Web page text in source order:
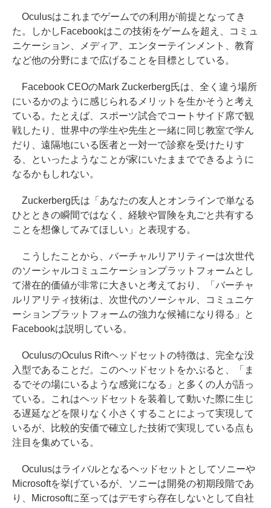
Oculusはこれまでゲームでの利用が前提となってき
た。しかしFacebookはこの技術をゲームを超え、コミュ
ニケーション、メディア、エンターテインメント、教育
など他の分野にまで広げることを目標としている。
Facebook CEOのMark Zuckerberg氏は、全く違う場所
にいるかのように感じられるメリットを生かそうと考え
ている。たとえば、スポーツ試合でコートサイド席で観
戦したり、世界中の学生や先生と一緒に同じ教室で学ん
だり、遠隔地にいる医者と一対一で診察を受けたりす
る、といったようなことが家にいたままでできるように
なるかもしれない。
Zuckerberg氏は「あなたの友人とオンラインで単なる
ひとときの瞬間ではなく、経験や冒険を丸ごと共有する
ことを想像してみてほしい」と表現する。
こうしたことから、バーチャルリアリティーは次世代
のソーシャルコミュニケーションプラットフォームとし
て潜在的価値が非常に大きいと考えており、「バーチャ
ルリアリティ技術は、次世代のソーシャル、コミュニケ
ーションプラットフォームの強力な候補になり得る」と
Facebookは説明している。
OculusのOculus Riftヘッドセットの特徴は、完全な没
入型であることだ。このヘッドセットをかぶると、「ま
るでその場にいるような感覚になる」と多くの人が語っ
ている。これはヘッドセットを装着して動いた際に生じ
る遅延などを限りなく小さくすることによって実現して
いるが、比較的安価で確立した技術で実現している点も
注目を集めている。
Oculusはライバルとなるヘッドセットとしてソニーや
Microsoftを挙げているが、ソニーは開発の初期段階であ
り、Microsoftに至ってはデモすら存在しないとして自社